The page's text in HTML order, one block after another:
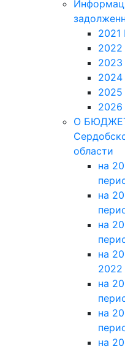
О
области
на
на
на
на
2022
на
на
на